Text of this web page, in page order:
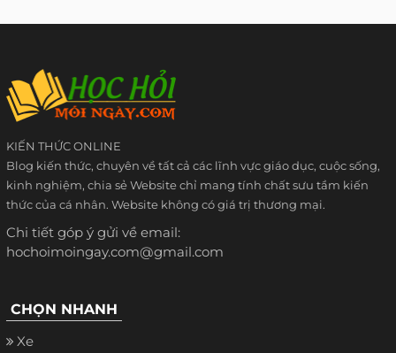
KIẾN THỨC ONLINE
Blog kiến thức, chuyên về tất cả các lĩnh vực giáo dục, cuộc sống,
kinh nghiệm, chia sẻ Website chỉ mang tính chất sưu tầm kiến
thức của cá nhân. Website không có giá trị thương mại.
Chi tiết góp ý gửi về email:
hochoimoingay.com@gmail.com
CHỌN NHANH
Xe